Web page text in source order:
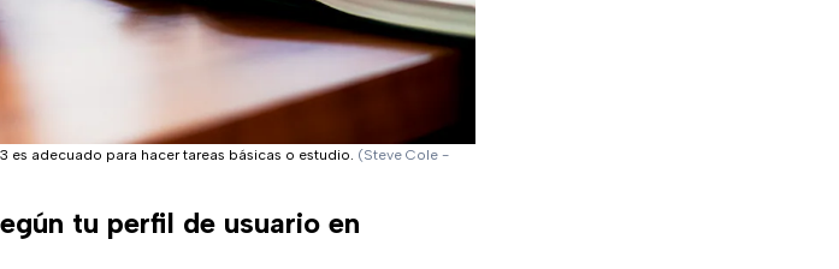
es adecuado para hacer tareas básicas o estudio. (Steve Cole -
tu perfil de usuario en